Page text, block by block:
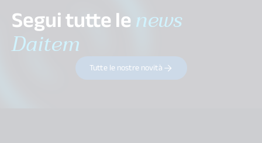
Segui tutte lenews
Daitem
Tutte le nostre novità